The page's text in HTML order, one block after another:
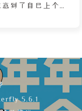
到了自己上个月
邮件无法回复的
由临时工编写，
件标题中是否包
站域名早已列入
5.6.1